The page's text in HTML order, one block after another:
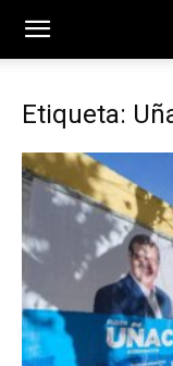
Etiqueta: